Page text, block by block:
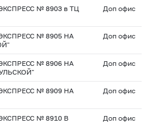
№ 8903 в ТЦ
Доп офис
№ 8905 НА
Доп офис
№ 8906 НА
Доп офис
№ 8909 НА
Доп офис
№ 8910 В
Доп офис